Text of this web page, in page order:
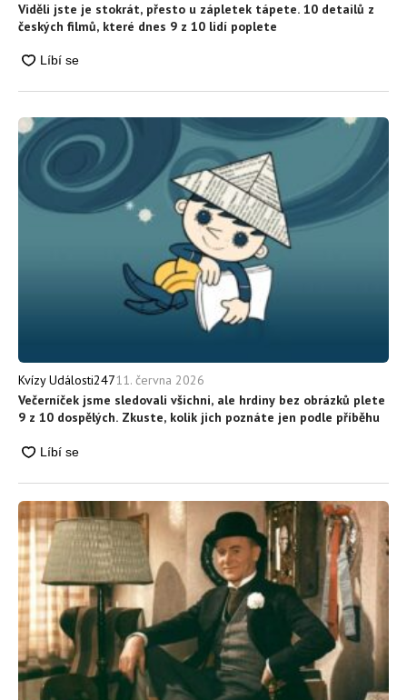
Viděli jste je stokrát, přesto u zápletek tápete. 10 detailů z
českých filmů, které dnes 9 z 10 lidí poplete
Kvízy Události24711. června 2026
Večerníček jsme sledovali všichni, ale hrdiny bez obrázků plete
9 z 10 dospělých. Zkuste, kolik jich poznáte jen podle příběhu